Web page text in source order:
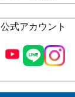
公式アカウント